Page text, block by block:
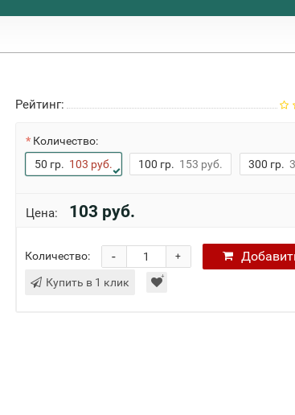
Рейтинг:
Количество:
50 гр. 103 руб. 100 гр. 153 руб. 300 гр.
Цена: 103 руб.
Количество: +
-
Купить в 1 клик